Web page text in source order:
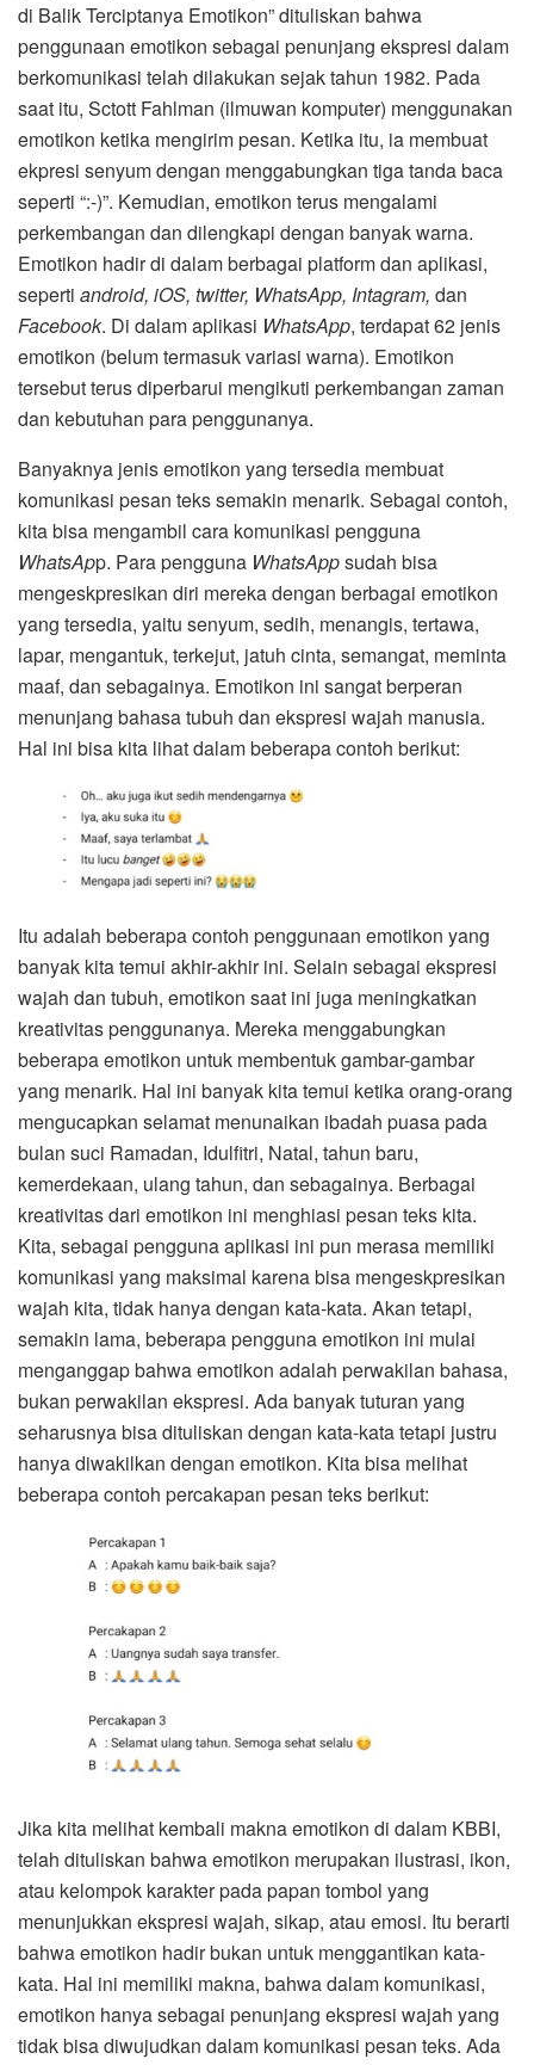
di Balik Terciptanya Emotikon” dituliskan bahwa
penggunaan emotikon sebagai penunjang ekspresi dalam
berkomunikasi telah dilakukan sejak tahun 1982. Pada
saat itu, Sctott Fahlman (ilmuwan komputer) menggunakan
emotikon ketika mengirim pesan. Ketika itu, ia membuat
ekpresi senyum dengan menggabungkan tiga tanda baca
seperti “:-)”. Kemudian, emotikon terus mengalami
perkembangan dan dilengkapi dengan banyak warna.
Emotikon hadir di dalam berbagai platform dan aplikasi,
seperti android, iOS, twitter, WhatsApp, Intagram, dan
Facebook. Di dalam aplikasi WhatsApp, terdapat 62 jenis
emotikon (belum termasuk variasi warna). Emotikon
tersebut terus diperbarui mengikuti perkembangan zaman
dan kebutuhan para penggunanya.
Banyaknya jenis emotikon yang tersedia membuat
komunikasi pesan teks semakin menarik. Sebagai contoh,
kita bisa mengambil cara komunikasi pengguna
WhatsApp. Para pengguna WhatsAppsudah bisa
mengeskpresikan diri mereka dengan berbagai emotikon
yang tersedia, yaitu senyum, sedih, menangis, tertawa,
lapar, mengantuk, terkejut, jatuh cinta, semangat, meminta
maaf, dan sebagainya. Emotikon ini sangat berperan
menunjang bahasa tubuh dan ekspresi wajah manusia.
Hal ini bisa kita lihat dalam beberapa contoh berikut:
Itu adalah beberapa contoh penggunaan emotikon yang
banyak kita temui akhir-akhir ini. Selain sebagai ekspresi
wajah dan tubuh, emotikon saat ini juga meningkatkan
kreativitas penggunanya. Mereka menggabungkan
beberapa emotikon untuk membentuk gambar-gambar
yang menarik. Hal ini banyak kita temui ketika orang-orang
mengucapkan selamat menunaikan ibadah puasa pada
bulan suci Ramadan, Idulfitri, Natal, tahun baru,
kemerdekaan, ulang tahun, dan sebagainya. Berbagai
kreativitas dari emotikon ini menghiasi pesan teks kita.
Kita, sebagai pengguna aplikasi ini pun merasa memiliki
komunikasi yang maksimal karena bisa mengeskpresikan
wajah kita, tidak hanya dengan kata-kata. Akan tetapi,
semakin lama, beberapa pengguna emotikon ini mulai
menganggap bahwa emotikon adalah perwakilan bahasa,
bukan perwakilan ekspresi. Ada banyak tuturan yang
seharusnya bisa dituliskan dengan kata-kata tetapi justru
hanya diwakilkan dengan emotikon. Kita bisa melihat
beberapa contoh percakapan pesan teks berikut:
Jika kita melihat kembali makna emotikon di dalam KBBI,
telah dituliskan bahwa emotikon merupakan ilustrasi, ikon,
atau kelompok karakter pada papan tombol yang
menunjukkan ekspresi wajah, sikap, atau emosi. Itu berarti
bahwa emotikon hadir bukan untuk menggantikan kata-
kata. Hal ini memiliki makna, bahwa dalam komunikasi,
emotikon hanya sebagai penunjang ekspresi wajah yang
tidak bisa diwujudkan dalam komunikasi pesan teks. Ada